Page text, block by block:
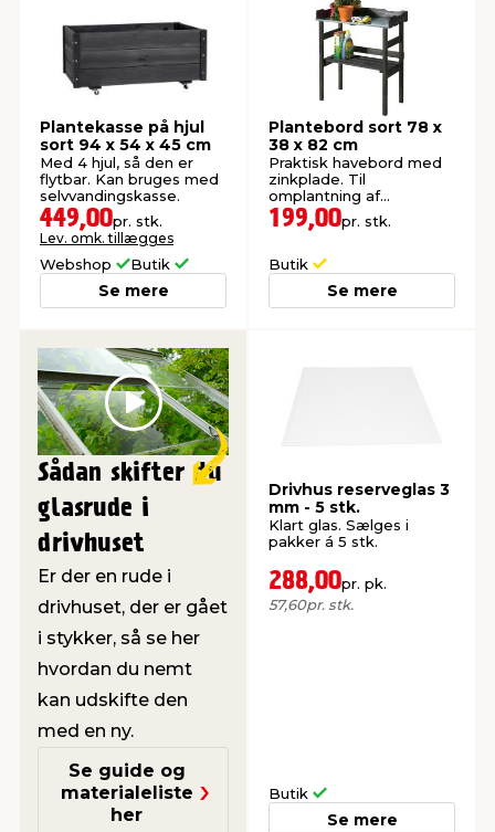
& ukrudt
& syltning
Plantekasse på hjul
sort 94 x 54 x 45 cm
Med 4 hjul, så den er
flytbar. Kan bruges med
selvvandingskasse.
449,00pr. stk.
Lev. omk. tillægges
Webshop Butik
Se mere
Plantebord sort 78 x
38 x 82 cm
Praktisk havebord med
zinkplade. Til
omplantning af
potteplanter.
199,00pr. stk.
Butik
Se mere
Play
Sådan skifter du
glasrude i
drivhuset
Er der en rude i
drivhuset, der er gået
i stykker, så se her
hvordan du nemt
kan udskifte den
med en ny.
Se guide og
materialeliste
her
Drivhus reserveglas 3
mm - 5 stk.
Klart glas. Sælges i
pakker á 5 stk.
288,00pr. pk.
57,60pr. stk.
Butik
Se mere